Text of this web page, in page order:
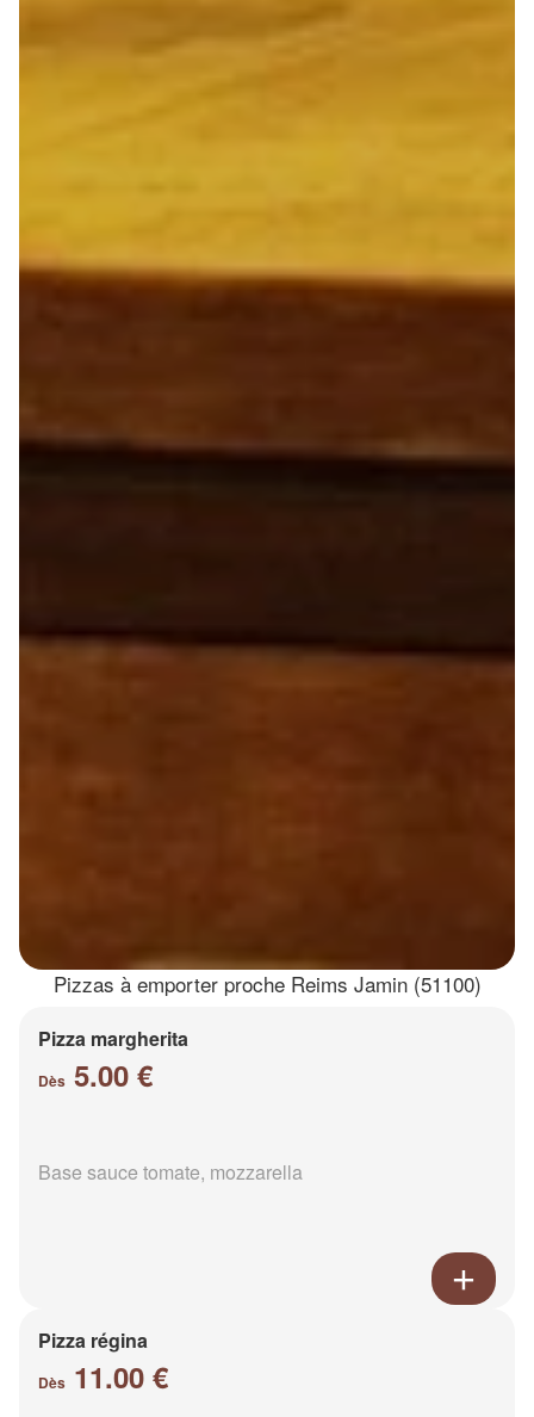
Pizzas à emporter proche Reims Jamin (51100)
Pizza margherita
Dès 5.00 €
Base sauce tomate, mozzarella
Pizza régina
Dès 11.00 €